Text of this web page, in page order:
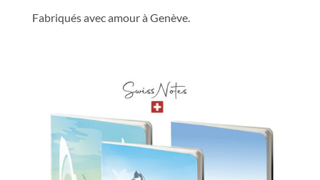
Fabriqués avec amour à Genève.